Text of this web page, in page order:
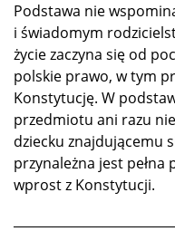
Podstawa nie
i świadomym
życie zaczyna się od
polskie prawo, w tym
Konstytucję. W
przedmiotu ani razu
dziecku znajdującemu
przynależna jest
wprost z Konstytucji.